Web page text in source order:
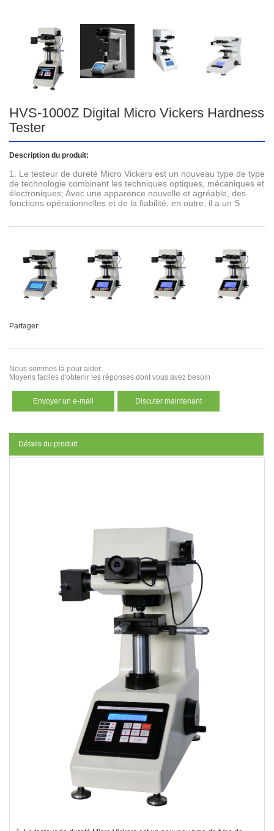
HVS-1000Z Digital Micro Vickers Hardness
Tester
Description du produit:
1. Le testeur de dureté Micro Vickers est un nouveau type de type
de technologie combinant les techniques optiques, mécaniques et
électroniques; Avec une apparence nouvelle et agréable, des
fonctions opérationnelles et de la fiabilité, en outre, il a un S
Partager:
Nous sommes là pour aider:
Moyens faciles d'obtenir les réponses dont vous avez besoin
Envoyer un e-mail Discuter maintenant
Détails du produit